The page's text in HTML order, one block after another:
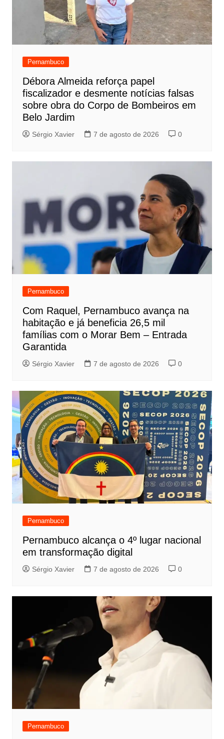
Pernambuco
Débora Almeida reforça papel
fiscalizador e desmente notícias falsas
sobre obra do Corpo de Bombeiros em
Belo Jardim
Sérgio Xavier 7 de agosto de 2026 0
Pernambuco
Com Raquel, Pernambuco avança na
habitação e já beneficia 26,5 mil
famílias com o Morar Bem – Entrada
Garantida
Sérgio Xavier 7 de agosto de 2026 0
Pernambuco
Pernambuco alcança o 4º lugar nacional
em transformação digital
Sérgio Xavier 7 de agosto de 2026 0
Pernambuco